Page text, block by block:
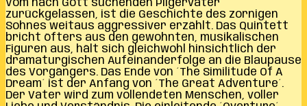
Vom nach Gott suchenden Pilgervater
zurückgelassen, ist die Geschichte des zornigen
Sohnes weitaus aggressiver erzählt. Das Quintett
bricht öfters aus den gewohnten, musikalischen
Figuren aus, hält sich gleichwohl hinsichtlich der
dramaturgischen Aufeinanderfolge an die Blaupause
des Vorgängers. Das Ende von ´The Similitude Of A
Dream´ ist der Anfang von ´The Great Adventure´.
Der Vater wird zum vollendeten Menschen, voller